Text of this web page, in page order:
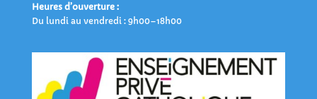
Heures d’ouverture :
Du lundi au vendredi : 9h00–18h00